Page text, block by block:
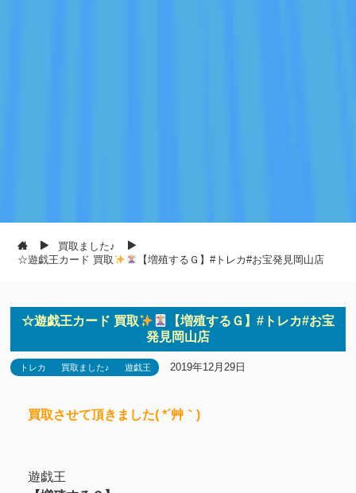
買取ました♪
☆遊戯王カード 買取
【増殖するＧ】#トレカ#お宝発見岡山店
☆遊戯王カード 買取
【増殖するＧ】#トレカ#お宝
発見岡山店
トレカ 買取ました♪ 遊戯王 2019年12月29日
買取させて頂きました( *´艸｀)
遊戯王